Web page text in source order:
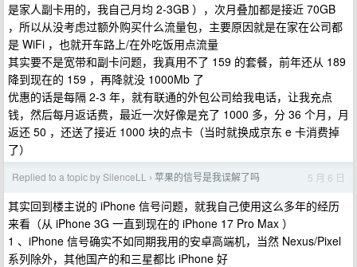
是家人副卡用的，我自己月均 2-3GB ），次月叠加都是接近 70GB
，所以从没考虑过额外购买什么流量包，主要原因就是在家在公司都
是 WiFi ，也就开车路上/在外吃饭用点流量
其实要不是宽带和副卡问题，我真用不了 159 的套餐，前年还从 189
降到现在的 159 ，再降就没 1000Mb 了
优惠的话是每隔 2-3 年，就有联通的外包公司给我电话，让我充点
钱，然后每月返话费，最近一次好像是充了 1000 多，分 36 个月，月
返还 50 ，还送了接近 1000 块的点卡（当时就换成京东 e 卡消费掉
了）
Replied to a topic by SilenceLL › 苹果的信号是我误解了吗 5 月 6 日
其实回到楼主说的 iPhone 信号问题，就我自己使用这么多年的经历
来看（从 iPhone 3G 一直到现在的 iPhone 17 Pro Max ）
1 、iPhone 信号确实不如同期我用的安卓高端机，当然 Nexus/Pixel
系列除外，其他国产的和三星都比 iPhone 好